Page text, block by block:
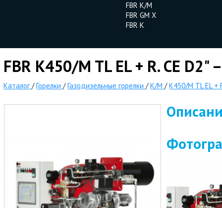
FBR K/M
FBR GM X
FBR K
FBR K450/M TL EL + R. CE D2"
Каталог /Горелки /Газодизельные горелки /K/M /K450/M TL EL +